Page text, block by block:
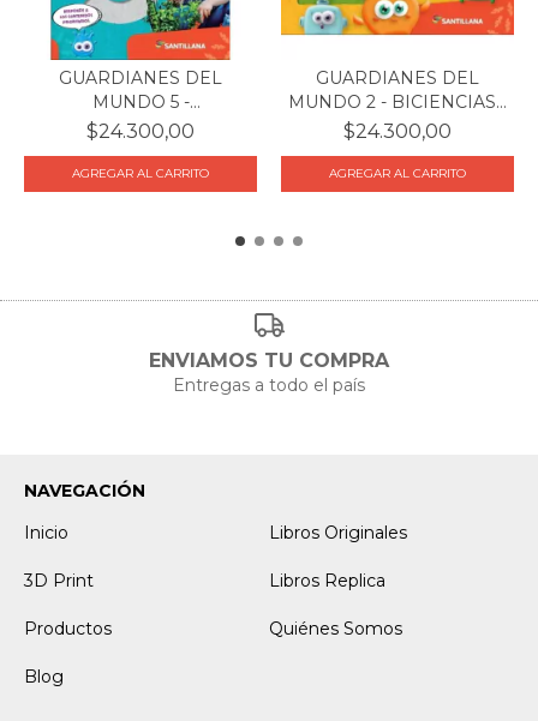
GUARDIANES DEL
MUNDO 5 -
BONAERENSE BICI...
$24.300,00
GUARDIANES DEL
MUNDO 2 - BICIENCIAS -
SA...
$24.300,00
ENVIAMOS TU COMPRA
Entregas a todo el país
NAVEGACIÓN
Inicio
Libros Originales
3D Print Libros Replica
Productos Quiénes Somos
Blog